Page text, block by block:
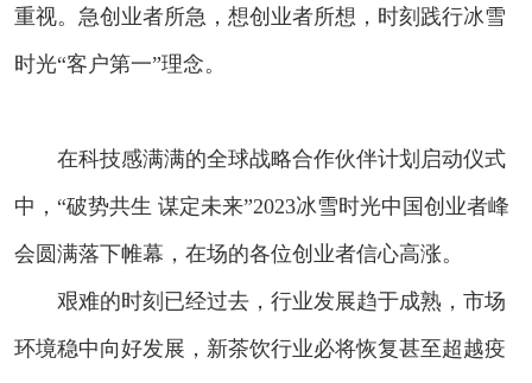
重视。急创业者所急，想创业者所想，时刻践行冰雪
时光“客户第一”理念。
在科技感满满的全球战略合作伙伴计划启动仪式
中，“破势共生 谋定未来”2023冰雪时光中国创业者峰
会圆满落下帷幕，在场的各位创业者信心高涨。
艰难的时刻已经过去，行业发展趋于成熟，市场
环境稳中向好发展，新茶饮行业必将恢复甚至超越疫